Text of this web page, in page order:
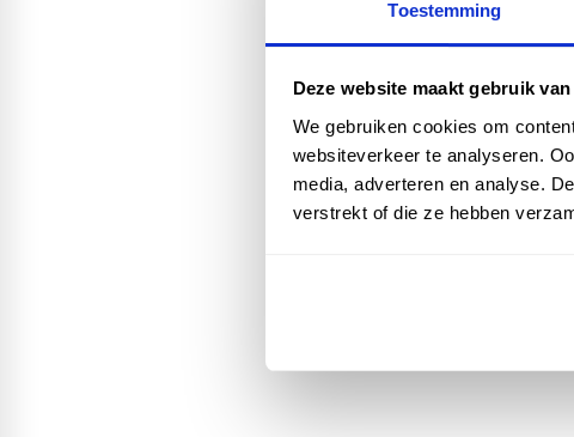
Toestemming
Deze website maakt gebruik
We gebruiken cookies om
websiteverkeer te analyseren.
media, adverteren en analyse.
verstrekt of die ze hebben